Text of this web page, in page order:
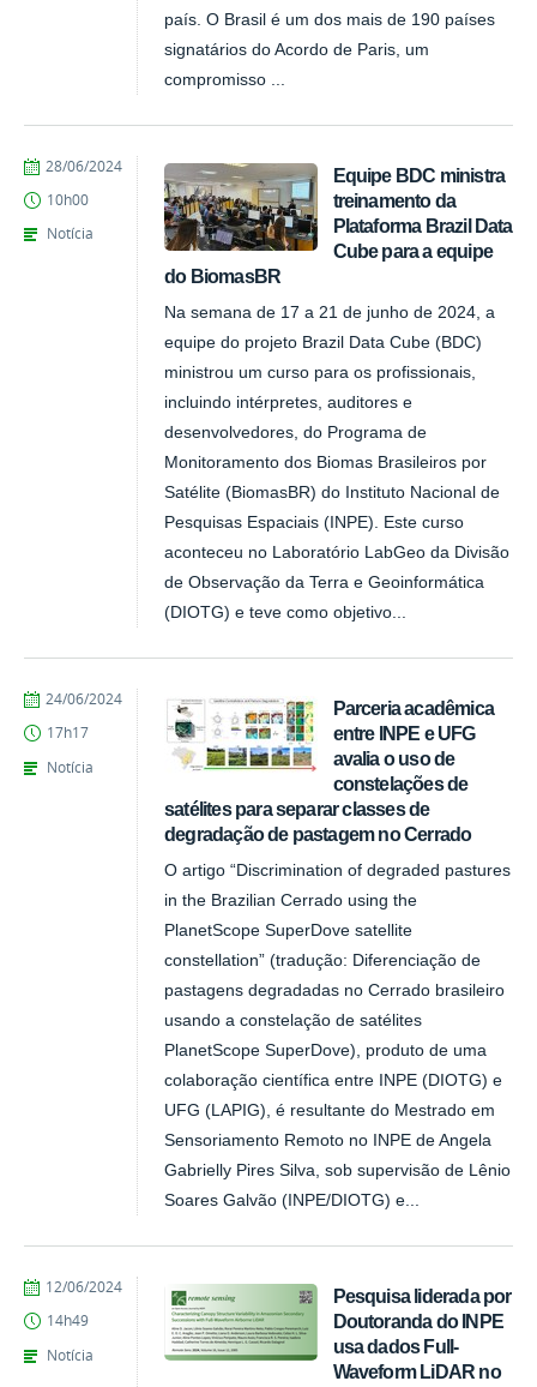
país. O Brasil é um dos mais de 190 países
signatários do Acordo de Paris, um
compromisso ...
Equipe BDC ministra
treinamento da
Plataforma Brazil Data
Cube para a equipe
do BiomasBR
Na semana de 17 a 21 de junho de 2024, a
equipe do projeto Brazil Data Cube (BDC)
ministrou um curso para os profissionais,
incluindo intérpretes, auditores e
desenvolvedores, do Programa de
Monitoramento dos Biomas Brasileiros por
Satélite (BiomasBR) do Instituto Nacional de
Pesquisas Espaciais (INPE). Este curso
aconteceu no Laboratório LabGeo da Divisão
de Observação da Terra e Geoinformática
(DIOTG) e teve como objetivo...
publicado
28/06/2024
10h00
Notícia
Parceria acadêmica
entre INPE e UFG
avalia o uso de
constelações de
satélites para separar classes de
degradação de pastagem no Cerrado
O artigo “Discrimination of degraded pastures
in the Brazilian Cerrado using the
PlanetScope SuperDove satellite
constellation” (tradução: Diferenciação de
pastagens degradadas no Cerrado brasileiro
usando a constelação de satélites
PlanetScope SuperDove), produto de uma
colaboração científica entre INPE (DIOTG) e
UFG (LAPIG), é resultante do Mestrado em
Sensoriamento Remoto no INPE de Angela
Gabrielly Pires Silva, sob supervisão de Lênio
Soares Galvão (INPE/DIOTG) e...
publicado
24/06/2024
17h17
Notícia
Pesquisa liderada por
Doutoranda do INPE
usa dados Full-
Waveform LiDAR no
publicado
12/06/2024
14h49
Notícia